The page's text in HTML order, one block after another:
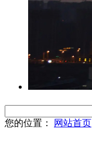
您的位置： 网站首页